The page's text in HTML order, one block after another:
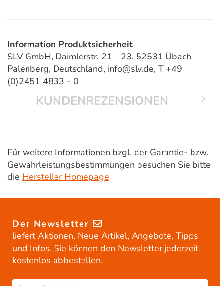
Information Produktsicherheit
SLV GmbH, Daimlerstr. 21 - 23, 52531 Übach-
Palenberg, Deutschland, info@slv.de, T +49
(0)2451 4833 - 0
KUNDENREZENSIONEN
Für weitere Informationen bzgl. der Garantie- bzw.
Gewährleistungsbestimmungen besuchen Sie bitte
die Hersteller Homepage.
Der Newsletter
liefert Aktionen, Neue Artikel, Angebote, Tipps
und Infos. Sie können den Newsletter jederzeit
kostenlos abbestellen.